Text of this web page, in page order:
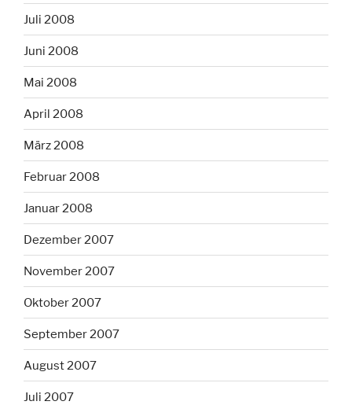
Juli 2008
Juni 2008
Mai 2008
April 2008
März 2008
Februar 2008
Januar 2008
Dezember 2007
November 2007
Oktober 2007
September 2007
August 2007
Juli 2007